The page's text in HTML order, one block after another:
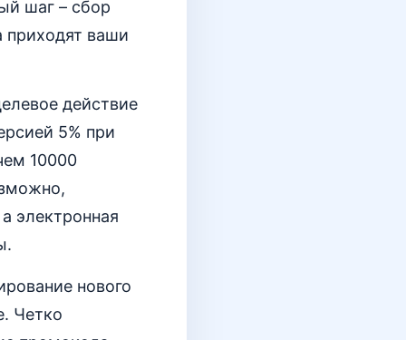
шаг – сбор
приходят ваши
действие
5% при
10000
электронная
нового
Четко